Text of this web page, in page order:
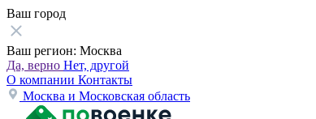
Ваш город
Ваш регион: Москва
Да, верно Нет, другой
О компании Контакты
Москва и Московская область